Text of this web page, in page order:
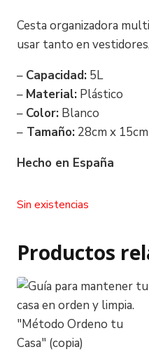
Cesta organizadora
usar tanto en
– Capacidad: 5L
– Material: Plástico
– Color: Blanco
– Tamaño: 28cm x
Hecho en España
Sin existencias
Productos